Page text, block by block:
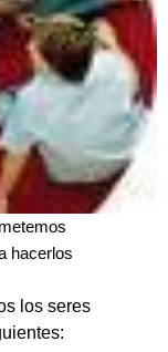
hacerlos
los seres